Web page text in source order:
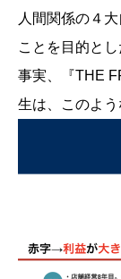
人間関係の４
ことを目的とし
事実、『THE
生は、このよう